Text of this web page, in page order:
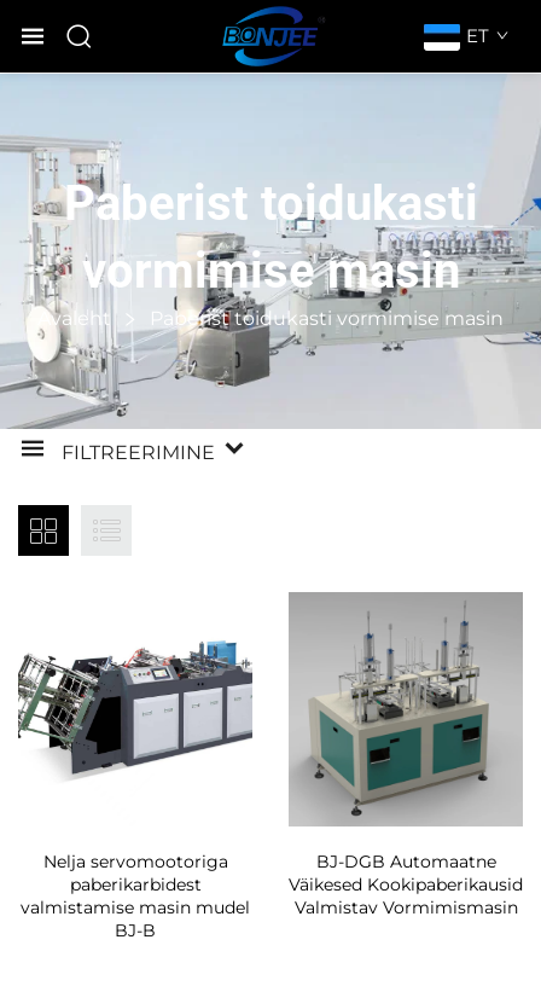
ET
Paberist toidukasti
vormimise masin
Avaleht Paberist toidukasti vormimise masin
FILTREERIMINE
Nelja servomootoriga
paberikarbidest
valmistamise masin mudel
BJ-B
BJ-DGB Automaatne
Väikesed Kookipaberikausid
Valmistav Vormimismasin